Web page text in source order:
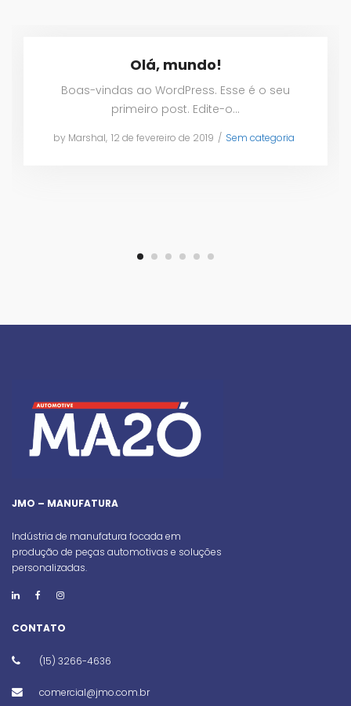
Olá, mundo!
Boas-vindas ao WordPress. Esse é o seu
primeiro post. Edite-o…
by Marshal Posted
12 de fevereiro de 2019
Posted
Sem categoria
JMO – MANUFATURA
Indústria de manufatura focada em
produção de peças automotivas e soluções
personalizadas.
CONTATO
(15) 3266-4636
comercial@jmo.com.br